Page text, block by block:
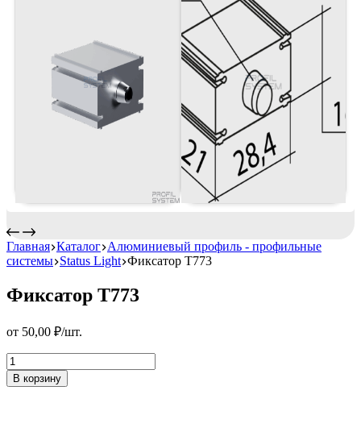
Главная Каталог Алюминиевый профиль - профильные
системы Status Light Фиксатор T773
Фиксатор T773
от 50,00 ₽/шт.
Фиксатор
T773
Количество
В корзину